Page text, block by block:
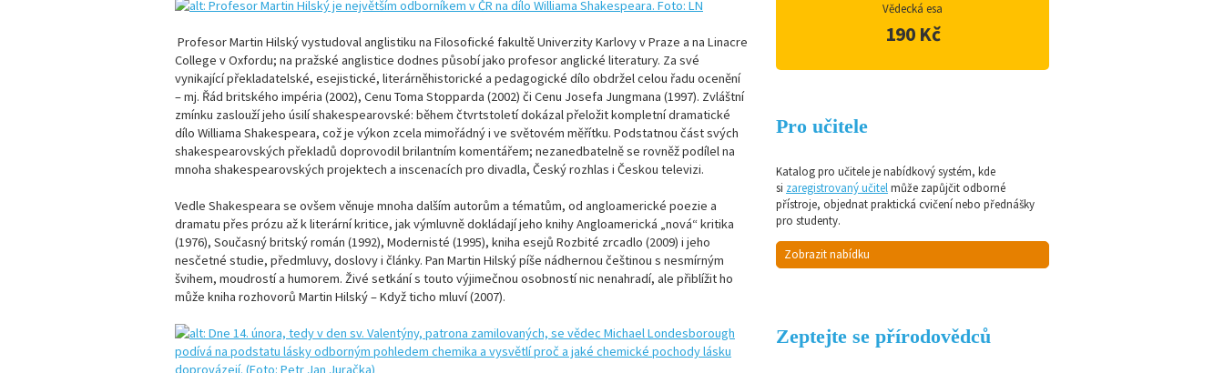
Profesor Martin Hilský vystudoval anglistiku na Filosofické fakultě Univerzity Karlovy v Praze a na Linacre
College v Oxfordu; na pražské anglistice dodnes působí jako profesor anglické literatury. Za své
vynikající překladatelské, esejistické, literárněhistorické a pedagogické dílo obdržel celou řadu ocenění
– mj. Řád britského impéria (2002), Cenu Toma Stopparda (2002) či Cenu Josefa Jungmana (1997). Zvláštní
zmínku zaslouží jeho úsilí shakespearovské: během čtvrtstoletí dokázal přeložit kompletní dramatické
dílo Williama Shakespeara, což je výkon zcela mimořádný i ve světovém měřítku. Podstatnou část svých
shakespearovských překladů doprovodil brilantním komentářem; nezanedbatelně se rovněž podílel na
mnoha shakespearovských projektech a inscenacích pro divadla, Český rozhlas i Českou televizi.
Vedle Shakespeara se ovšem věnuje mnoha dalším autorům a tématům, od angloamerické poezie a
dramatu přes prózu až k literární kritice, jak výmluvně dokládají jeho knihy Angloamerická „nová“ kritika
(1976), Současný britský román (1992), Modernisté (1995), kniha esejů Rozbité zrcadlo (2009) i jeho
nesčetné studie, předmluvy, doslovy i články. Pan Martin Hilský píše nádhernou češtinou s nesmírným
švihem, moudrostí a humorem. Živé setkání s touto výjimečnou osobností nic nenahradí, ale přiblížit ho
může kniha rozhovorů Martin Hilský – Když ticho mluví (2007).
Vědecká esa
190 Kč
Pro učitele
Katalog pro učitele je nabídkový systém, kde
si zaregistrovaný učitelmůže zapůjčit odborné
přístroje, objednat praktická cvičení nebo přednášky
pro studenty.
Zobrazit nabídku
Zeptejte se přírodovědců